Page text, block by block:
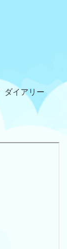
ダイアリー